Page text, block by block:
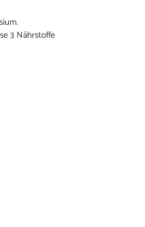
3 Nährstoffe